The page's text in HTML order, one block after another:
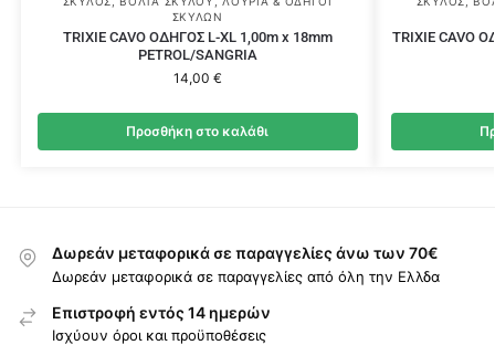
ΣΚΎΛΩΝ
TRIXIE CAVO ΟΔΗΓΟΣ L-XL 1,00m x 18mm
PETROL/SANGRIA
14,00 €
Προσθήκη στο καλάθι
TRIXIE CAVO
Δωρεάν μεταφορικά σε παραγγελίες άνω των 70€
Δωρεάν μεταφορικά σε παραγγελίες από όλη την Ελλδα
Επιστροφή εντός 14 ημερών
Ισχύουν όροι και προϋποθέσεις